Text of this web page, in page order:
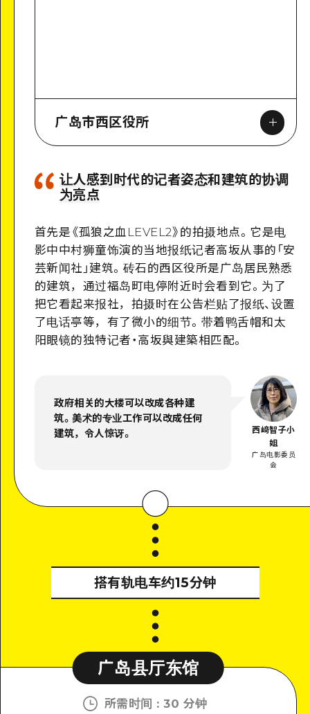
广岛市西区役所
Google Maps
让人感到时代的记者姿态和建筑的协调
为亮点
首先是 《孤狼之血 LEVEL2》 的拍摄地点。它是电
影中中村狮童饰演的当地报纸记者高坂从事的「安
芸新闻社」建筑。砖石的西区役所是广岛居民熟悉
的建筑，通过福岛町电停附近时会看到它。为了
把它看起来报社，拍摄时在公告栏贴了报纸、设置
了电话亭等，有了微小的细节。带着鸭舌帽和太
阳眼镜的独特记者・高坂與建築相匹配。
西﨑智子小
姐
广岛电影委员
会
政府相关的大楼可以改成各种建
筑。美术的专业工作可以改成任何
建筑，令人惊讶。
搭有轨电车约15分钟
广岛县厅东馆
所需时间 :30 分钟